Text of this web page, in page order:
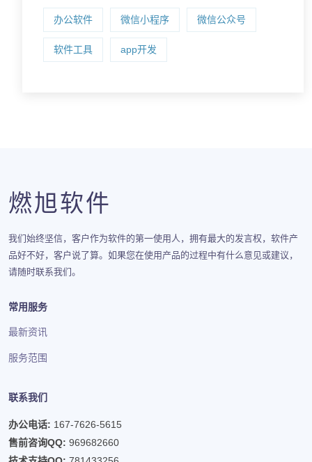
办公软件 微信小程序 微信公众号
软件工具 app开发
燃旭软件
我们始终坚信，客户作为软件的第一使用人，拥有最大的发言权，软件产
品好不好，客户说了算。如果您在使用产品的过程中有什么意见或建议，
请随时联系我们。
常用服务
最新资讯
服务范围
联系我们
办公电话: 167-7626-5615
售前咨询QQ: 969682660